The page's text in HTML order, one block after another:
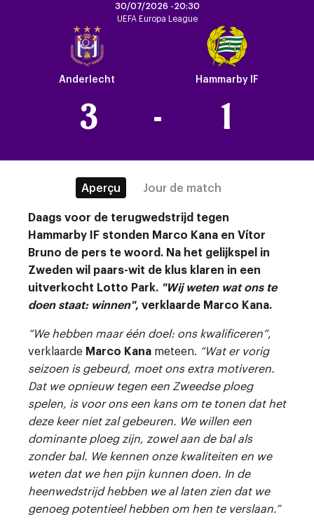
30/07/2026 -20:30
UEFA Europa League
Anderlecht
Crest
Dark
Hammarby IF
3 - 1
Aperçu Jour de match
Daags voor de terugwedstrijd tegen
Hammarby IF stonden Marco Kana en Vítor
Bruno de pers te woord. Na het gelijkspel in
Zweden wil paars-wit de klus klaren in een
uitverkocht Lotto Park. "Wij weten wat ons te
doen staat: winnen", verklaarde Marco Kana.
“We hebben maar één doel: ons kwalificeren”,
verklaarde Marco Kana meteen. “Wat er vorig
seizoen is gebeurd, moet ons extra motiveren.
Dat we opnieuw tegen een Zweedse ploeg
spelen, is voor ons een kans om te tonen dat het
deze keer niet zal gebeuren. We willen een
dominante ploeg zijn, zowel aan de bal als
zonder bal. We kennen onze kwaliteiten en we
weten dat we hen pijn kunnen doen. In de
heenwedstrijd hebben we al laten zien dat we
genoeg potentieel hebben om hen te verslaan.”